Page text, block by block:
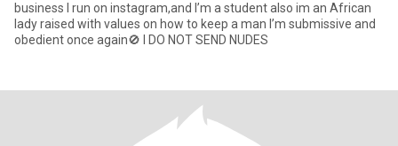
business I run on instagram,and I’m a student also im an African
lady raised with values on how to keep a man I’m submissive and
obedient once again🚫 I DO NOT SEND NUDES